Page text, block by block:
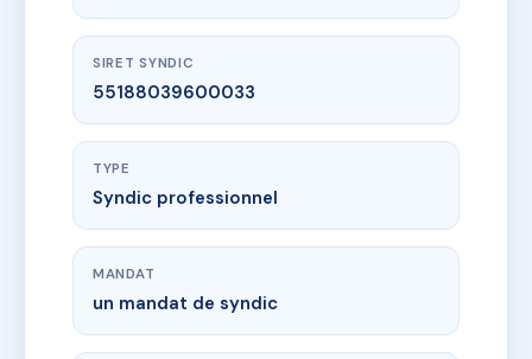
SIRET SYNDIC
55188039600033
TYPE
Syndic professionnel
MANDAT
un mandat de syndic